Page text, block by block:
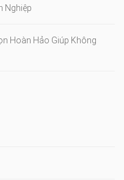
Nghiệp
Hoàn Hảo Giúp Không